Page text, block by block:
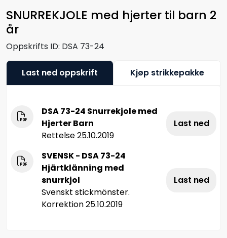
SNURREKJOLE med hjerter til barn 2
år
Oppskrifts ID: DSA 73-24
Last ned oppskrift Kjøp strikkepakke
DSA 73-24 Snurrekjole med
Hjerter Barn
Rettelse 25.10.2019
Last ned
SVENSK - DSA 73-24
Hjärtklänning med
snurrkjol
Svenskt stickmönster.
Korrektion 25.10.2019
Last ned